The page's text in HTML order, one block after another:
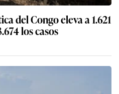
del Congo eleva a 1.621
los casos